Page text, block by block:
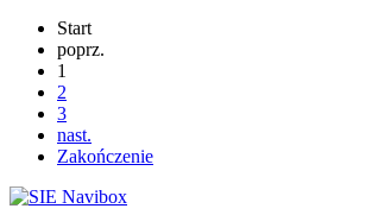
Start
poprz.
1
2
3
nast.
Zakończenie